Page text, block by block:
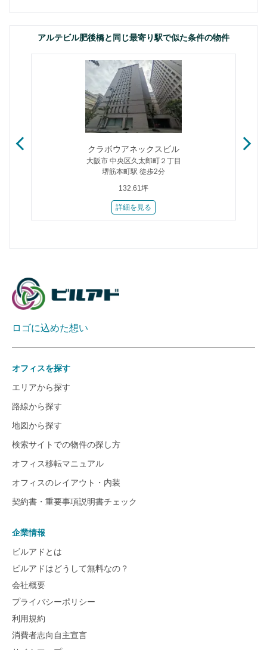
アルテビル肥後橋と同じ最寄り駅で似た条件の物件
クラボウアネックスビル
大阪市 中央区久太郎町２丁目
堺筋本町駅 徒歩2分
132.61坪
詳細を見る
ロゴに込めた想い
オフィスを探す
エリアから探す
路線から探す
地図から探す
検索サイトでの物件の探し方
オフィス移転マニュアル
オフィスのレイアウト・内装
契約書・重要事項説明書チェック
企業情報
ビルアドとは
ビルアドはどうして無料なの？
会社概要
プライバシーポリシー
利用規約
消費者志向自主宣言